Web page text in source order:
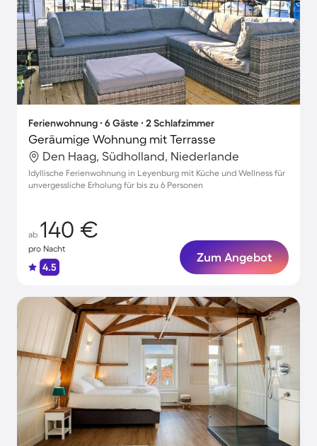
Ferienwohnung ∙ 6 Gäste ∙ 2 Schlafzimmer
Geräumige Wohnung mit Terrasse
Den Haag, Südholland, Niederlande
Idyllische Ferienwohnung in Leyenburg mit Küche und Wellness für
unvergessliche Erholung für bis zu 6 Personen
ab 140 €
pro Nacht
4.5
Zum Angebot